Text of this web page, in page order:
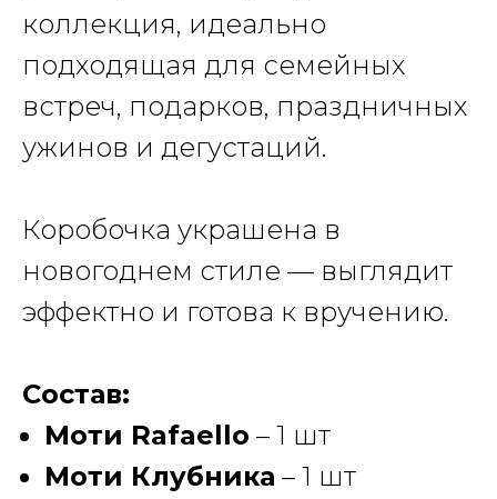
коллекция, идеально
подходящая для семейных
встреч, подарков, праздничных
ужинов и дегустаций.
Коробочка украшена в
новогоднем стиле — выглядит
эффектно и готова к вручению.
Состав:
Моти Rafaello – 1 шт
Моти Клубника – 1 шт